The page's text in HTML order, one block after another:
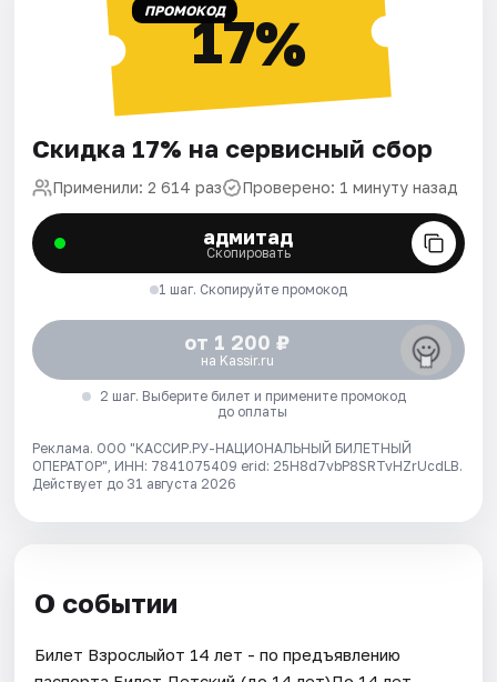
ПРОМОКОД17%
Скидка 17% на сервисный сбор
Применили: 2 614 раз Проверено: 1 минуту назад
адмитад
Скопировать
1 шаг. Скопируйте промокод
от 1 200 ₽
на Kassir.ru
2 шаг. Выберите билет и примените промокод
до оплаты
Реклама. ООО "КАССИР.РУ-НАЦИОНАЛЬНЫЙ БИЛЕТНЫЙ
ОПЕРАТОР", ИНН: 7841075409 erid: 25H8d7vbP8SRTvHZrUcdLB.
Действует до 31 августа 2026
О событии
Билет Взрослыйот 14 лет - по предъявлению